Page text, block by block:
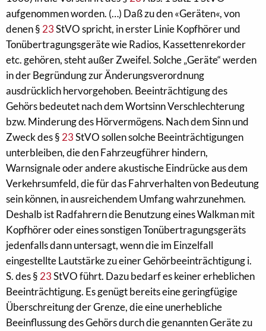
aufgenommen worden. (…) Daß zu den «Geräten«, von
denen § 23StVO spricht, in erster Linie Kopfhörer und
Tonübertragungsgeräte wie Radios, Kassettenrekorder
etc. gehören, steht außer Zweifel. Solche „Geräte“ werden
in der Begründung zur Änderungsverordnung
ausdrücklich hervorgehoben. Beeinträchtigung des
Gehörs bedeutet nach dem Wortsinn Verschlechterung
bzw. Minderung des Hörvermögens. Nach dem Sinn und
Zweck des § 23StVO sollen solche Beeinträchtigungen
unterbleiben, die den Fahrzeugführer hindern,
Warnsignale oder andere akustische Eindrücke aus dem
Verkehrsumfeld, die für das Fahrverhalten von Bedeutung
sein können, in ausreichendem Umfang wahrzunehmen.
Deshalb ist Radfahrern die Benutzung eines Walkman mit
Kopfhörer oder eines sonstigen Tonübertragungsgeräts
jedenfalls dann untersagt, wenn die im Einzelfall
eingestellte Lautstärke zu einer Gehörbeeinträchtigung i.
S. des § 23StVO führt. Dazu bedarf es keiner erheblichen
Beeinträchtigung. Es genügt bereits eine geringfügige
Überschreitung der Grenze, die eine unerhebliche
Beeinflussung des Gehörs durch die genannten Geräte zu